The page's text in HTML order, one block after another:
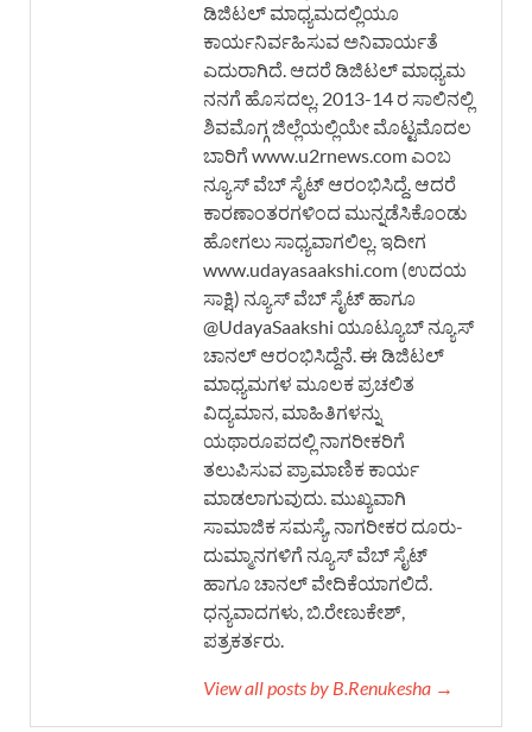
ಡಿಜಿಟಲ್ ಮಾಧ್ಯಮದಲ್ಲಿಯೂ
ಕಾರ್ಯನಿರ್ವಹಿಸುವ ಅನಿವಾರ್ಯತೆ
ಎದುರಾಗಿದೆ. ಆದರೆ ಡಿಜಿಟಲ್ ಮಾಧ್ಯಮ
ನನಗೆ ಹೊಸದಲ್ಲ. 2013-14 ರ ಸಾಲಿನಲ್ಲಿ
ಶಿವಮೊಗ್ಗ ಜಿಲ್ಲೆಯಲ್ಲಿಯೇ ಮೊಟ್ಟಮೊದಲ
ಬಾರಿಗೆ www.u2rnews.com ಎಂಬ
ನ್ಯೂಸ್ ವೆಬ್ ಸೈಟ್ ಆರಂಭಿಸಿದ್ದೆ. ಆದರೆ
ಕಾರಣಾಂತರಗಳಿಂದ ಮುನ್ನಡೆಸಿಕೊಂಡು
ಹೋಗಲು ಸಾಧ್ಯವಾಗಲಿಲ್ಲ. ಇದೀಗ
www.udayasaakshi.com (ಉದಯ
ಸಾಕ್ಷಿ) ನ್ಯೂಸ್ ವೆಬ್ ಸೈಟ್ ಹಾಗೂ
@UdayaSaakshi ಯೂಟ್ಯೂಬ್ ನ್ಯೂಸ್
ಚಾನಲ್ ಆರಂಭಿಸಿದ್ದೆನೆ. ಈ ಡಿಜಿಟಲ್
ಮಾಧ್ಯಮಗಳ ಮೂಲಕ ಪ್ರಚಲಿತ
ವಿದ್ಯಮಾನ, ಮಾಹಿತಿಗಳನ್ನು
ಯಥಾರೂಪದಲ್ಲಿ ನಾಗರೀಕರಿಗೆ
ತಲುಪಿಸುವ ಪ್ರಾಮಾಣಿಕ ಕಾರ್ಯ
ಮಾಡಲಾಗುವುದು. ಮುಖ್ಯವಾಗಿ
ಸಾಮಾಜಿಕ ಸಮಸ್ಯೆ, ನಾಗರೀಕರ ದೂರು-
ದುಮ್ಮಾನಗಳಿಗೆ ನ್ಯೂಸ್ ವೆಬ್ ಸೈಟ್
ಹಾಗೂ ಚಾನಲ್ ವೇದಿಕೆಯಾಗಲಿದೆ.
ಧನ್ಯವಾದಗಳು, ಬಿ.ರೇಣುಕೇಶ್,
ಪತ್ರಕರ್ತರು.
View all posts by B.Renukesha →